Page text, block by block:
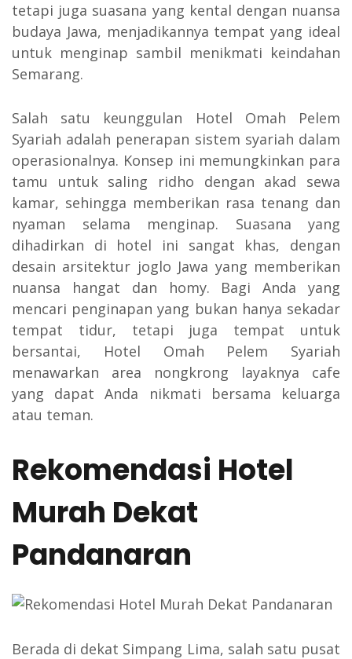
tetapi juga suasana yang kental dengan nuansa
budaya Jawa, menjadikannya tempat yang ideal
untuk menginap sambil menikmati keindahan
Semarang.
Salah satu keunggulan Hotel Omah Pelem
Syariah adalah penerapan sistem syariah dalam
operasionalnya. Konsep ini memungkinkan para
tamu untuk saling ridho dengan akad sewa
kamar, sehingga memberikan rasa tenang dan
nyaman selama menginap. Suasana yang
dihadirkan di hotel ini sangat khas, dengan
desain arsitektur joglo Jawa yang memberikan
nuansa hangat dan homy. Bagi Anda yang
mencari penginapan yang bukan hanya sekadar
tempat tidur, tetapi juga tempat untuk
bersantai, Hotel Omah Pelem Syariah
menawarkan area nongkrong layaknya cafe
yang dapat Anda nikmati bersama keluarga
atau teman.
Rekomendasi Hotel
Murah Dekat
Pandanaran
Berada di dekat Simpang Lima, salah satu pusat